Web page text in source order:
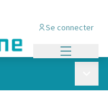
Se connecter